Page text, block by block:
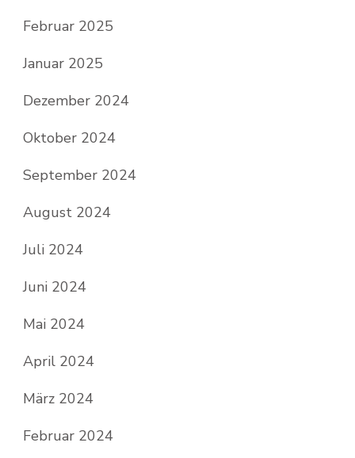
Februar 2025
Januar 2025
Dezember 2024
Oktober 2024
September 2024
August 2024
Juli 2024
Juni 2024
Mai 2024
April 2024
März 2024
Februar 2024